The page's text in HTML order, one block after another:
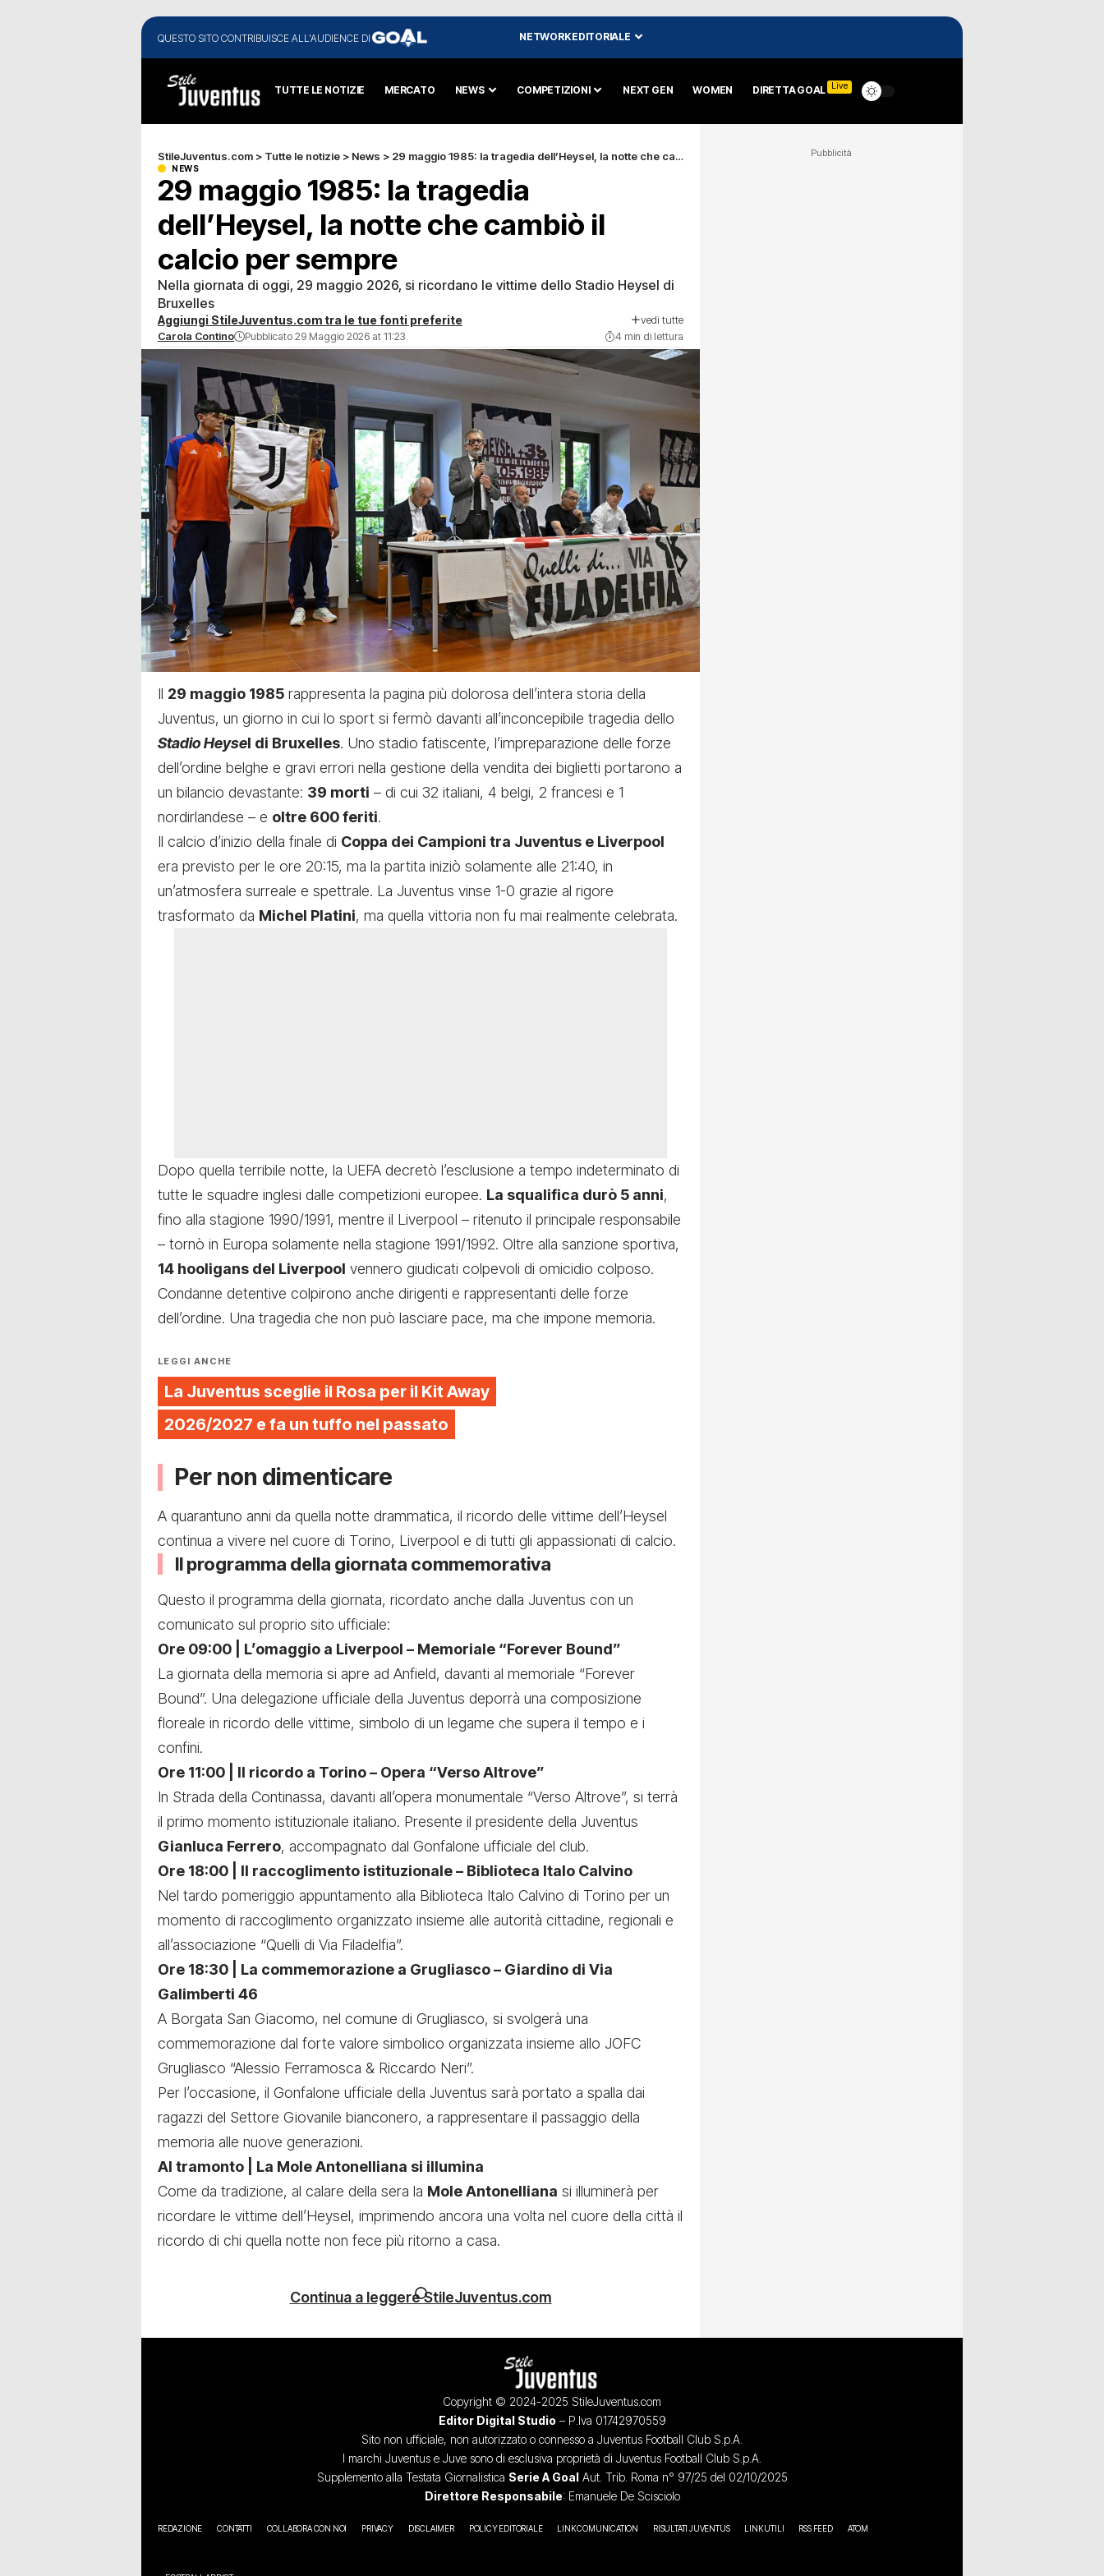
QUESTO SITO CONTRIBUISCE ALL'AUDIENCE DI NETWORK EDITORIALE
TUTTE LE NOTIZIE MERCATO NEWS COMPETIZIONI NEXT GEN WOMEN DIRETTA GOAL Live
StileJuventus.com > Tutte le notizie > News > 29 maggio 1985: la tragedia dell’Heysel, la notte che cambiò il calcio per sempre
NEWS
29 maggio 1985: la tragedia
dell’Heysel, la notte che cambiò il
calcio per sempre
Nella giornata di oggi, 29 maggio 2026, si ricordano le vittime dello Stadio Heysel di
Bruxelles
Aggiungi StileJuventus.com tra le tue fonti preferite vedi tutte
Carola Contino Pubblicato 29 Maggio 2026 at 11:23 4 min di lettura
Il 29 maggio 1985 rappresenta la pagina più dolorosa dell’intera storia della
Juventus, un giorno in cui lo sport si fermò davanti all’inconcepibile tragedia dello
Stadio Heysel di Bruxelles. Uno stadio fatiscente, l’impreparazione delle forze
dell’ordine belghe e gravi errori nella gestione della vendita dei biglietti portarono a
un bilancio devastante: 39 morti – di cui 32 italiani, 4 belgi, 2 francesi e 1
nordirlandese – e oltre 600 feriti.
Il calcio d’inizio della finale di Coppa dei Campioni tra Juventus e Liverpool
era previsto per le ore 20:15, ma la partita iniziò solamente alle 21:40, in
un’atmosfera surreale e spettrale. La Juventus vinse 1-0 grazie al rigore
trasformato da Michel Platini, ma quella vittoria non fu mai realmente celebrata.
Dopo quella terribile notte, la UEFA decretò l’esclusione a tempo indeterminato di
tutte le squadre inglesi dalle competizioni europee. La squalifica durò 5 anni,
fino alla stagione 1990/1991, mentre il Liverpool – ritenuto il principale responsabile
– tornò in Europa solamente nella stagione 1991/1992. Oltre alla sanzione sportiva,
14 hooligans del Liverpool vennero giudicati colpevoli di omicidio colposo.
Condanne detentive colpirono anche dirigenti e rappresentanti delle forze
dell’ordine. Una tragedia che non può lasciare pace, ma che impone memoria.
LEGGI ANCHE
La Juventus sceglie il Rosa per il Kit Away
2026/2027 e fa un tuffo nel passato
Per non dimenticare
A quarantuno anni da quella notte drammatica, il ricordo delle vittime dell’Heysel
continua a vivere nel cuore di Torino, Liverpool e di tutti gli appassionati di calcio.
Il programma della giornata commemorativa
Questo il programma della giornata, ricordato anche dalla Juventus con un
comunicato sul proprio sito ufficiale:
Ore 09:00 | L’omaggio a Liverpool – Memoriale “Forever Bound”
La giornata della memoria si apre ad Anfield, davanti al memoriale “Forever
Bound”. Una delegazione ufficiale della Juventus deporrà una composizione
floreale in ricordo delle vittime, simbolo di un legame che supera il tempo e i
confini.
Ore 11:00 | Il ricordo a Torino – Opera “Verso Altrove”
In Strada della Continassa, davanti all’opera monumentale “Verso Altrove”, si terrà
il primo momento istituzionale italiano. Presente il presidente della Juventus
Gianluca Ferrero, accompagnato dal Gonfalone ufficiale del club.
Ore 18:00 | Il raccoglimento istituzionale – Biblioteca Italo Calvino
Nel tardo pomeriggio appuntamento alla Biblioteca Italo Calvino di Torino per un
momento di raccoglimento organizzato insieme alle autorità cittadine, regionali e
all’associazione “Quelli di Via Filadelfia”.
Ore 18:30 | La commemorazione a Grugliasco – Giardino di Via
Galimberti 46
A Borgata San Giacomo, nel comune di Grugliasco, si svolgerà una
commemorazione dal forte valore simbolico organizzata insieme allo JOFC
Grugliasco “Alessio Ferramosca & Riccardo Neri”.
Per l’occasione, il Gonfalone ufficiale della Juventus sarà portato a spalla dai
ragazzi del Settore Giovanile bianconero, a rappresentare il passaggio della
memoria alle nuove generazioni.
Al tramonto | La Mole Antonelliana si illumina
Come da tradizione, al calare della sera la Mole Antonelliana si illuminerà per
ricordare le vittime dell’Heysel, imprimendo ancora una volta nel cuore della città il
ricordo di chi quella notte non fece più ritorno a casa.
Continua a leggere StileJuventus.com
Pubblicità
Copyright © 2024-2025 StileJuventus.com
Editor Digital Studio – P.Iva 01742970559
Sito non ufficiale, non autorizzato o connesso a Juventus Football Club S.p.A.
I marchi Juventus e Juve sono di esclusiva proprietà di Juventus Football Club S.p.A.
Supplemento alla Testata Giornalistica Serie A GoalAut. Trib. Roma n° 97/25 del 02/10/2025
Direttore Responsabile: Emanuele De Scisciolo
REDAZIONE CONTATTI COLLABORA CON NOI PRIVACY DISCLAIMER POLICY EDITORIALE LINK COMUNICATION RISULTATI JUVENTUS LINK UTILI RSS FEED ATOM